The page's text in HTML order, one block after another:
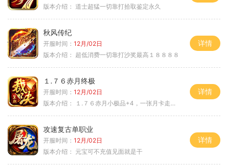
版本介绍： 道士超猛一切靠打拾取鉴定永久
秋风传纪
开服时间： 12月/02日
版本介绍： 超低消费一切靠打沙奖最高１８８８８
详情
１.７６赤月终极
开服时间： 12月/02日
版本介绍：
１.７６赤月小极品+4，一张月卡走天涯a
详情
攻速复古单职业
开服时间： 12月/02日
版本介绍： 元宝可不充值见面就是干
详情